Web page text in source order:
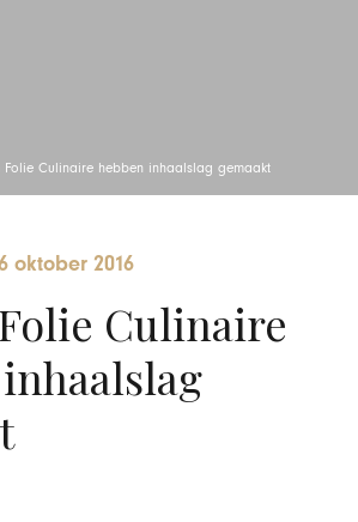
Folie Culinaire hebben inhaalslag gemaakt
oktober 2016
Culinaire